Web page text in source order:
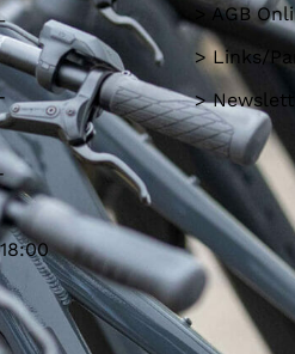
> AGB
> Links/
>